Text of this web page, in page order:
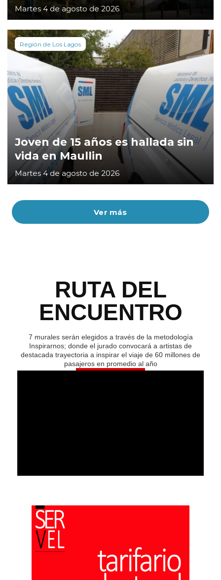
Ver más
Martes 4 de agosto de 2026
Región de Los Lagos
Joven de 15 años es hallada sin
vida en Maullin
Martes 4 de agosto de 2026
RUTA DEL
ENCUENTRO
7 murales serán elegidos a través de la metodología
Inspirarnos; donde el jurado convocará a artistas de
destacada trayectoria a inspirar el viaje de 60 millones de
pasajeros en promedio al año